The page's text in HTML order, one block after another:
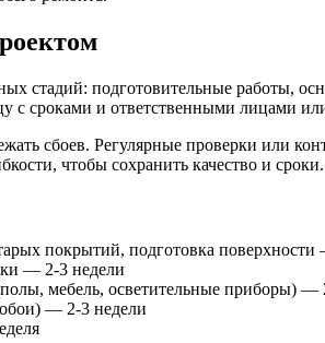
стадий: подготовительные
с сроками и ответственными лицами
сбоев. Регулярные проверки или
чтобы сохранить качество и сроки.
покрытий, подготовка
— 2-3 недели
мебель, осветительные приборы) —
— 2-3 недели